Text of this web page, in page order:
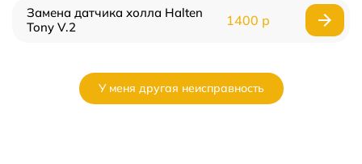
Замена датчика холла Halten
Tony V.2
1400 р
У меня другая неисправность